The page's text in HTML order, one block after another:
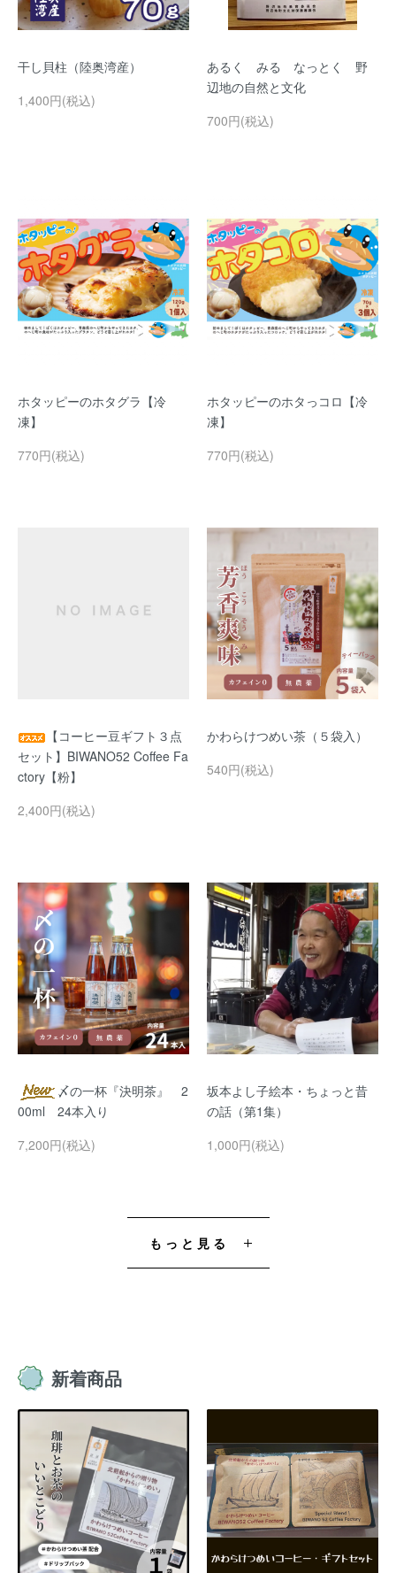
干し貝柱（陸奥湾産）
1,400円(税込)
あるく みる なっとく 野
辺地の自然と文化
700円(税込)
ホタッピーのホタグラ【冷
凍】
770円(税込)
ホタッピーのホタっコロ【冷
凍】
770円(税込)
【コーヒー豆ギフト３点
セット】BIWANO52 Coffee Fa
ctory【粉】
2,400円(税込)
かわらけつめい茶（５袋入）
540円(税込)
〆の一杯『決明茶』 2
00ml 24本入り
7,200円(税込)
坂本よし子絵本・ちょっと昔
の話（第1集）
1,000円(税込)
もっと見る
新着商品